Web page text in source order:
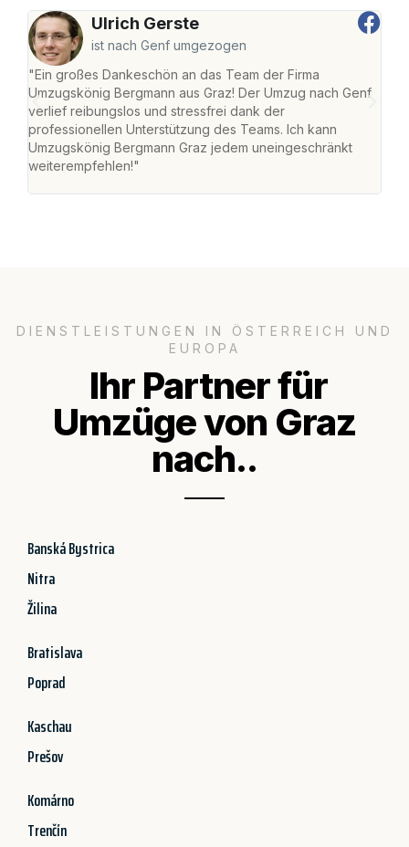
Ulrich Gerste
ist nach Genf umgezogen
"Ein großes Dankeschön an das Team der Firma
Umzugskönig Bergmann aus Graz! Der Umzug nach Genf
verlief reibungslos und stressfrei dank der
professionellen Unterstützung des Teams. Ich kann
Umzugskönig Bergmann Graz jedem uneingeschränkt
weiterempfehlen!"
DIENSTLEISTUNGEN IN ÖSTERREICH UND
EUROPA
Ihr Partner für
Umzüge von Graz
nach..
Banská Bystrica
Nitra
Žilina
Bratislava
Poprad
Kaschau
Prešov
Komárno
Trenčín